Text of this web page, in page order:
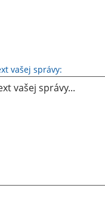
vašej správy: Text